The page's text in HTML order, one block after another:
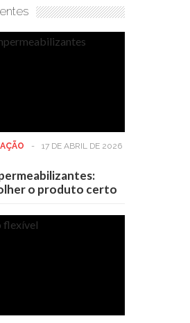
- 17 DE ABRIL DE 2026
o produto certo